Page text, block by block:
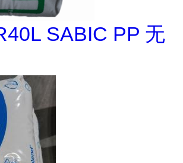
SABIC PP 无